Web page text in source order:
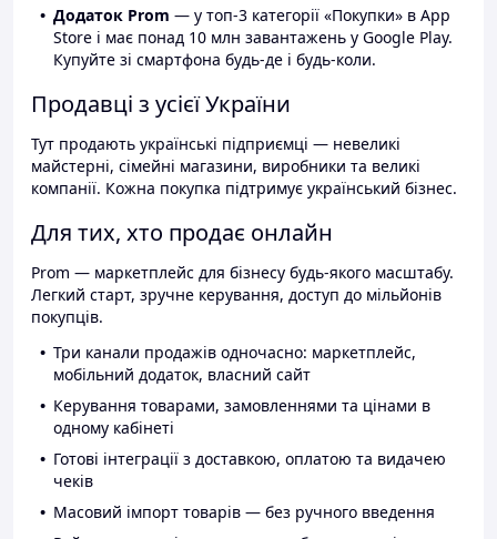
Додаток Prom — у топ-3 категорії «Покупки» в App
Store і має понад 10 млн завантажень у Google Play.
Купуйте зі смартфона будь-де і будь-коли.
Продавці з усієї України
Тут продають українські підприємці — невеликі
майстерні, сімейні магазини, виробники та великі
компанії. Кожна покупка підтримує український бізнес.
Для тих, хто продає онлайн
Prom — маркетплейс для бізнесу будь-якого масштабу.
Легкий старт, зручне керування, доступ до мільйонів
покупців.
Три канали продажів одночасно: маркетплейс,
мобільний додаток, власний сайт
Керування товарами, замовленнями та цінами в
одному кабінеті
Готові інтеграції з доставкою, оплатою та видачею
чеків
Масовий імпорт товарів — без ручного введення